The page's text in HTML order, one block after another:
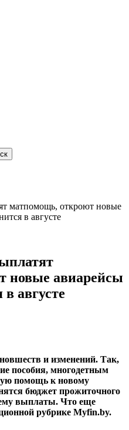
матпомощь, откроют новые
в августе
новые авиарейсы
августе
и изменений. Так,
пособия, многодетным
помощь к новому
бюджет прожиточного
выплаты. Что еще
рубрике Myfin.by.